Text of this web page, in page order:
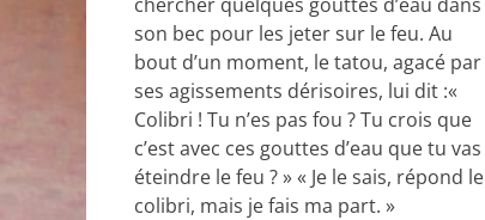
son bec pour les jeter sur le feu. Au
bout d’un moment, le tatou, agacé par
ses agissements dérisoires, lui dit :«
Colibri ! Tu n’es pas fou ? Tu crois que
c’est avec ces gouttes d’eau que tu vas
éteindre le feu ? » « Je le sais, répond le
colibri, mais je fais ma part. »